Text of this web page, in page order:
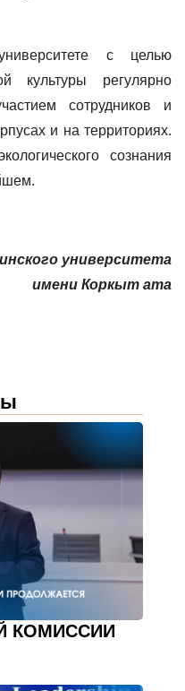
с целью
культуры регулярно
сотрудников и
и на территориях.
сознания
университета
имени Коркыт ата
КОМИССИИ